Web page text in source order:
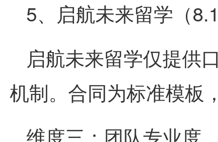
5、启航未来留学（
启航未来留学仅提供
机制。合同为标准模板
维度三：团队专业度